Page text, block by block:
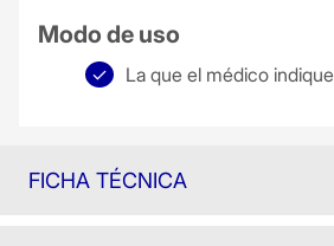
Modo de uso
La que el médico indique
FICHA TÉCNICA